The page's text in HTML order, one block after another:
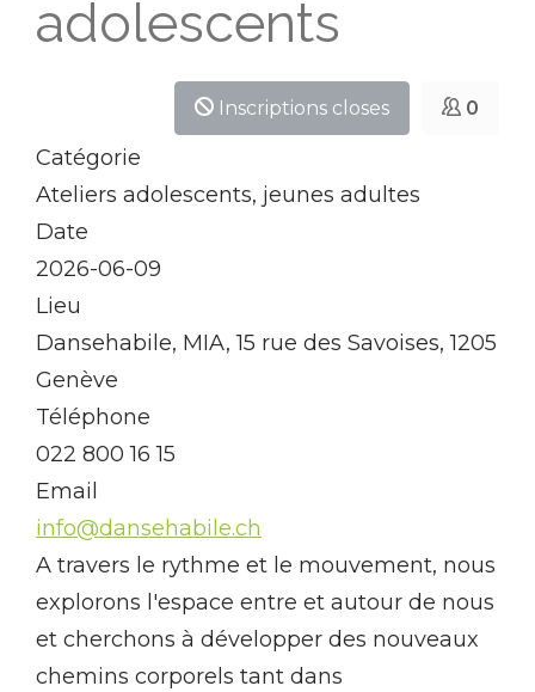
adolescents
Inscriptions closes 0
Catégorie
Ateliers adolescents, jeunes adultes
Date
2026-06-09
Lieu
Dansehabile, MIA, 15 rue des Savoises, 1205
Genève
Téléphone
022 800 16 15
Email
info@dansehabile.ch
A travers le rythme et le mouvement, nous
explorons l'espace entre et autour de nous
et cherchons à développer des nouveaux
chemins corporels tant dans